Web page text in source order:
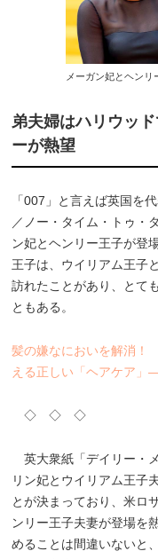
メーガン妃とヘンリ
弟夫婦はハリウッ
ーが熱望
「007」と言えば英国を
／ノー・タイム・トゥ・
ン妃とヘンリー王子が登
王子は、ウイリアム王子
訪れたことがあり、とて
ともある。
髪の嫌なにおいを解消！
える正しい「ヘアケア」
◇ ◇ ◇
英大衆紙「デイリー・
リン妃とウイリアム王子
とが決まっており、米ロ
ンリー王子夫妻が登場を
めることは間違いないと